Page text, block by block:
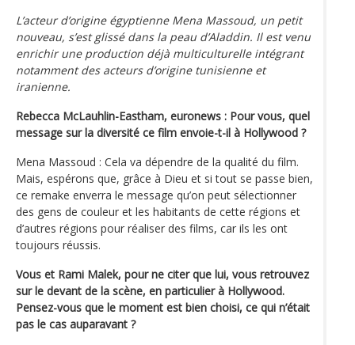
L’acteur d’origine égyptienne Mena Massoud, un petit
nouveau, s’est glissé dans la peau d’Aladdin. Il est venu
enrichir une production déjà multiculturelle intégrant
notamment des acteurs d’origine tunisienne et
iranienne.
Rebecca McLauhlin-Eastham, euronews : Pour vous, quel
message sur la diversité ce film envoie-t-il à Hollywood ?
Mena Massoud : Cela va dépendre de la qualité du film.
Mais, espérons que, grâce à Dieu et si tout se passe bien,
ce remake enverra le message qu’on peut sélectionner
des gens de couleur et les habitants de cette régions et
d’autres régions pour réaliser des films, car ils les ont
toujours réussis.
Vous et Rami Malek, pour ne citer que lui, vous retrouvez
sur le devant de la scène, en particulier à Hollywood.
Pensez-vous que le moment est bien choisi, ce qui n’était
pas le cas auparavant ?